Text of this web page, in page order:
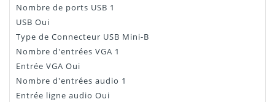
Nombre de ports USB 1
USB Oui
Type de Connecteur USB Mini-B
Nombre d'entrées VGA 1
Entrée VGA Oui
Nombre d'entrées audio 1
Entrée ligne audio Oui